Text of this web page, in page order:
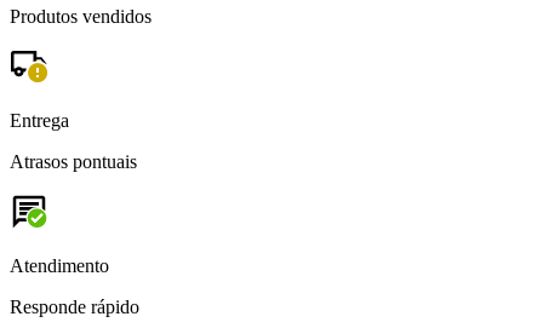
Produtos vendidos
Entrega
Atrasos pontuais
Atendimento
Responde rápido